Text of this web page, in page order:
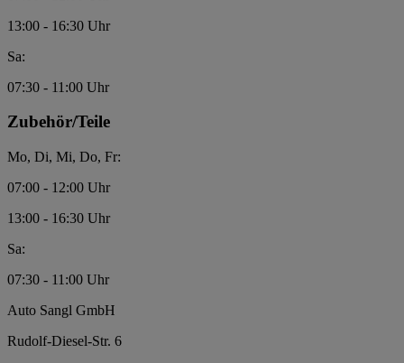
13:00 - 16:30 Uhr
Sa:
07:30 - 11:00 Uhr
Zubehör/Teile
Mo, Di, Mi, Do, Fr:
07:00 - 12:00 Uhr
13:00 - 16:30 Uhr
Sa:
07:30 - 11:00 Uhr
Auto Sangl GmbH
Rudolf-Diesel-Str. 6